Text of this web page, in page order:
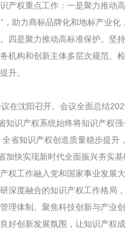
产权重点工作：一是聚力推动
，助力商标品牌化和地标产业
四是聚力推动高标准保护。坚
机构和创新主体多层次规范、
升。
在沈阳召开。会议全面总结
知识产权系统始终将知识产权
省知识产权创造质量稳步提
加快实现新时代全面振兴夯实
权工作融入党和国家事业发展
深度融合的知识产权工作格
理体制。聚焦科技创新与产业
好创新发展氛围，让知识产权